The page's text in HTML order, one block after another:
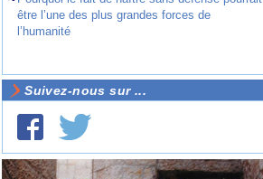
être l’une des plus grandes forces de
l’humanité
Suivez-nous sur ...